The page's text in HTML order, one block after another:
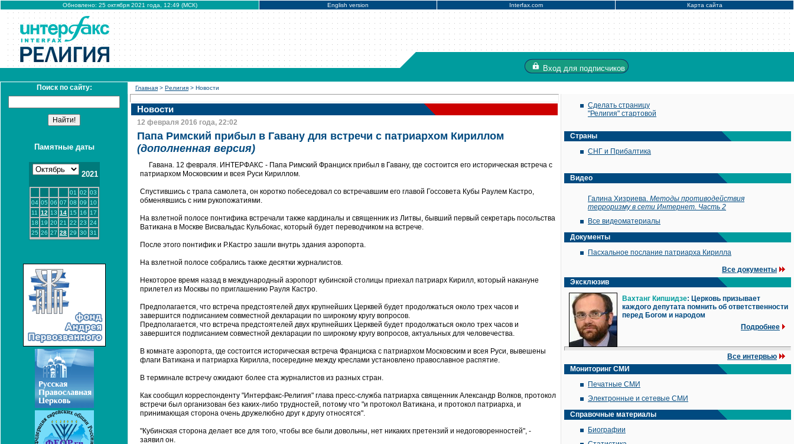
Обновлено: 25 октября 2021 года, 12:49 (МСК) English version Interfax.com Карта сайта
Вход для подписчиков
Поиск по сайту:
Памятные даты
2021
01 02 03
04 05 06 07 08 09
10
11
12 13 14 15 16
17
18 19 20 21 22 23 24
25 26 27 28 29 30 31
Главная > Религия > Новости
Новости
12 февраля 2016 года, 22:02
Папа Римский прибыл в Гавану для встречи с патриархом Кириллом
(дополненная версия)
Гавана. 12 февраля. ИНТЕРФАКС - Папа Римский Франциск прибыл в Гавану, где состоится его историческая встреча с
патриархом Московским и всея Руси Кириллом.
Спустившись с трапа самолета, он коротко побеседовал со встречавшим его главой Госсовета Кубы Раулем Кастро,
обменявшись с ним рукопожатиями.
На взлетной полосе понтифика встречали также кардиналы и священник из Литвы, бывший первый секретарь посольства
Ватикана в Москве Висвальдас Кульбокас, который будет переводчиком на встрече.
После этого понтифик и Р.Кастро зашли внутрь здания аэропорта.
На взлетной полосе собрались также десятки журналистов.
Некоторое время назад в международный аэропорт кубинской столицы приехал патриарх Кирилл, который накануне
прилетел из Москвы по приглашению Рауля Кастро.
Предполагается, что встреча предстоятелей двух крупнейших Церквей будет продолжаться около трех часов и
завершится подписанием совместной декларации по широкому кругу вопросов.
Предполагается, что встреча предстоятелей двух крупнейших Церквей будет продолжаться около трех часов и
завершится подписанием совместной декларации по широкому кругу вопросов, актуальных для человечества.
В комнате аэропорта, где состоится историческая встреча Франциска с патриархом Московским и всея Руси, вывешены
флаги Ватикана и патриарха Кирилла, посередине между креслами установлено православное распятие.
В терминале встречу ожидают более ста журналистов из разных стран.
Как сообщил корреспонденту "Интерфакс-Религия" глава пресс-служба патриарха священник Александр Волков, протокол
встречи был организован без каких-либо трудностей, потому что "и протокол Ватикана, и протокол патриарха, и
принимающая сторона очень дружелюбно друг к другу относятся".
"Кубинская сторона делает все для того, чтобы все были довольны, нет никаких претензий и недоговоренностей", -
заявил он.
Сделать страницу
"Религия" стартовой
Страны
СНГ и Прибалтика
Видео
Галина Хизриева. Методы противодействия
терроризму в сети Интернет. Часть 2
Все видеоматериалы
Документы
Пасхальное послание патриарха Кирилла
Все документы
Эксклюзив
Вахтанг Кипшидзе: Церковь призывает
каждого депутата помнить об ответственности
перед Богом и народом
Подробнее
Все интервью
Мониторинг СМИ
Печатные СМИ
Электронные и сетевые СМИ
Справочные материалы
Биографии